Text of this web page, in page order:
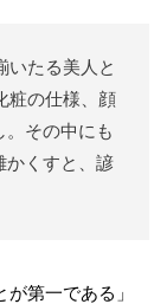
いたる美人と
粧の仕様、顔
。その中にも
かくすと、諺
第一である」